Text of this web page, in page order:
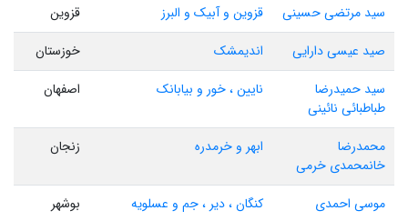
سید مرتضی حسینی
قزوین و آبیک و البرز
قزوین
صید عیسی دارایی
اندیمشک
خوزستان
سید حمیدرضا
طباطبائی نائینی
نایین ، خور و بیابانک اصفهان
محمدرضا
خانمحمدی خرمی
ابهر و خرمدره زنجان
موسی احمدی کنگان ، دیر ، جم و عسلویه
بوشهر